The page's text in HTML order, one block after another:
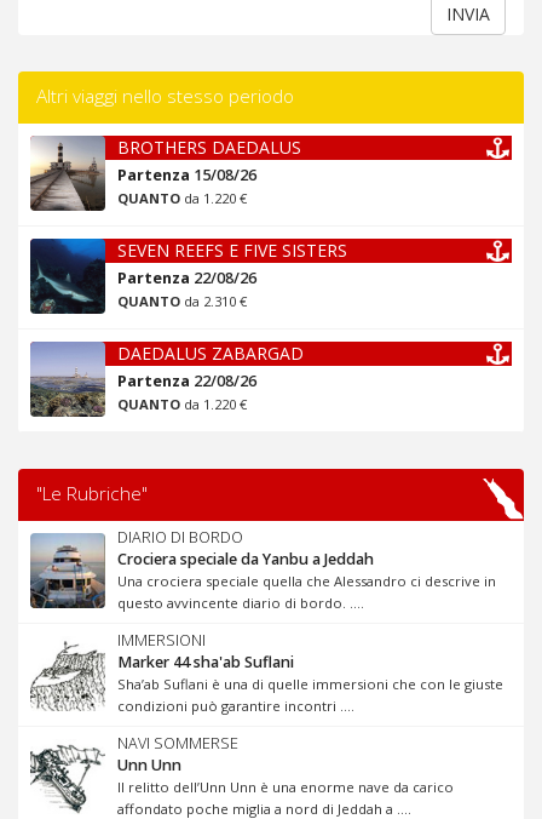
INVIA
Altri viaggi nello stesso periodo
BROTHERS DAEDALUS
Partenza 15/08/26
QUANTO da 1.220 €
SEVEN REEFS E FIVE SISTERS
Partenza 22/08/26
QUANTO da 2.310 €
DAEDALUS ZABARGAD
Partenza 22/08/26
QUANTO da 1.220 €
"Le Rubriche"
DIARIO DI BORDO
Crociera speciale da Yanbu a Jeddah
Una crociera speciale quella che Alessandro ci descrive in
questo avvincente diario di bordo. ....
IMMERSIONI
Marker 44 sha'ab Suflani
Sha’ab Suflani è una di quelle immersioni che con le giuste
condizioni può garantire incontri ....
NAVI SOMMERSE
Unn Unn
Il relitto dell’Unn Unn è una enorme nave da carico
affondato poche miglia a nord di Jeddah a ....